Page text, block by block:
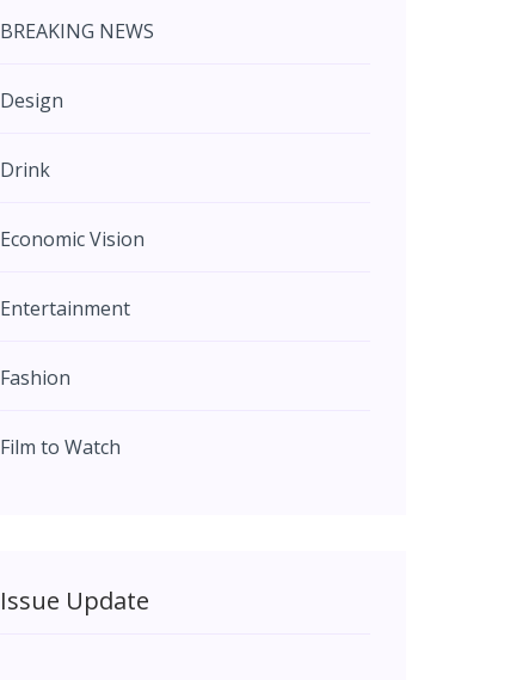
BREAKING NEWS
Design
Drink
Economic Vision
Entertainment
Fashion
Film to Watch
Issue Update